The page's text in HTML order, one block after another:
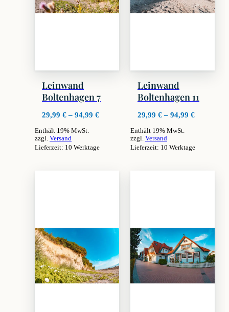
Leinwand
Boltenhagen 7
29,99 € – 94,99 €Preisspanne:
Enthält 19% MwSt.
zzgl. Versand
Lieferzeit: 10 Werktage
Optionen
können
auf
der
Produktseite
gewählt
werden
Leinwand
Boltenhagen 11
29,99 € – 94,99 €
Enthält 19% MwSt.
zzgl. Versand
Lieferzeit: 10 Werktage
Optionen
können
auf
der
Produktseite
gewählt
werden